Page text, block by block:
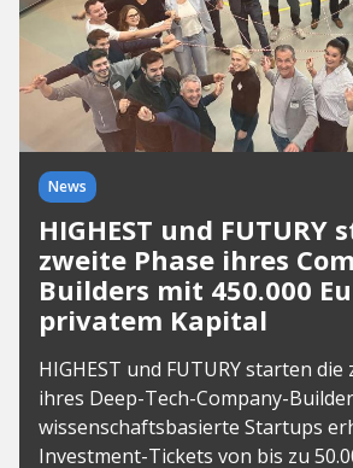
News
HIGHEST und FUTURY
zweite Phase ihres
Builders mit 450.000
privatem Kapital
HIGHEST und FUTURY starten die
ihres Deep-Tech-Company-
wissenschaftsbasierte Startups
Investment-Tickets von bis zu